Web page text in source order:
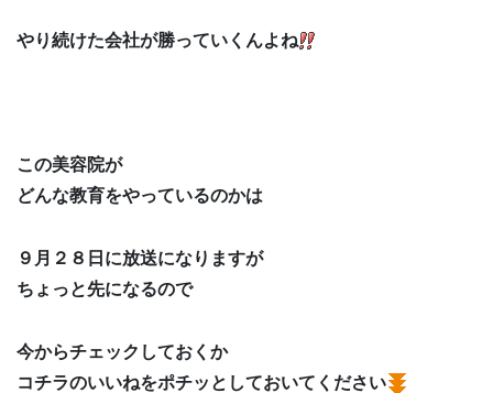
やり続けた会社が勝っていくんよね
この美容院が
どんな教育をやっているのかは
９月２８日に放送になりますが
ちょっと先になるので
今からチェックしておくか
コチラのいいねをポチッとしておいてください